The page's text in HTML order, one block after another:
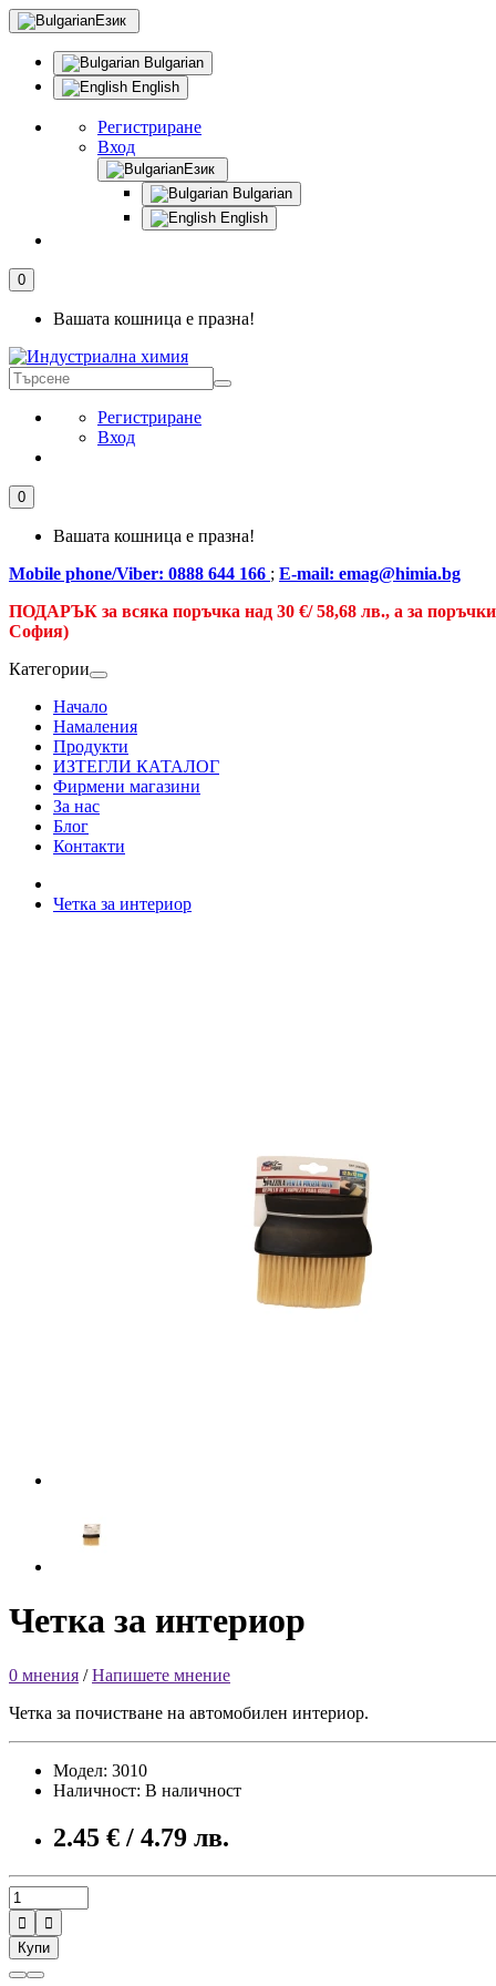
Език
Bulgarian
English
Регистриране
Вход
Език
Bulgarian
English
0
Вашата кошница е празна!
Регистриране
Вход
0
Вашата кошница е празна!
Mobile phone/Viber: 0888 644 166 ; E-mail: emag@himia.bg
ПОДАРЪК за всяка поръчка над 30 €/58,68 лв., а за
София)
Категории
Начало
Намаления
Продукти
ИЗТЕГЛИ КАТАЛОГ
Фирмени магазини
За нас
Блог
Контакти
Четка за интериор
Четка за интериор
0 мнения /Напишете мнение
Четка за почистване на автомобилен интериор.
Модел: 3010
Наличност: В наличност
2.45 € / 4.79 лв.


Купи